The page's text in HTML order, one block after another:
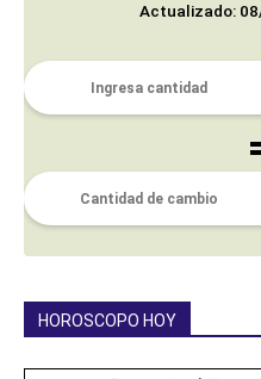
Actualizado:
HOROSCOPO HOY